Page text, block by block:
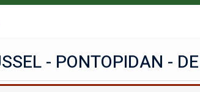
- PONTOPIDAN -